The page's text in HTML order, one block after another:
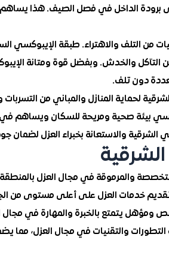
برودة الداخل في فصل الصيف. هذا
من التلف والاهتراء. طبقة الإيبوكسي
التآكل والخدش. وبفضل قوة ومتانة
دون تلف.
لحماية المنازل والمباني من التسربات
بيئة صحية ومريحة للسكان ويساهم في
والاستعانة بخبراء العزل لضمان
والمرموقة في مجال العزل
خدمات العزل على أعلى مستوى من
يتمتع بالخبرة والمهارة في مجال
والتقنيات في مجال العزل، مما